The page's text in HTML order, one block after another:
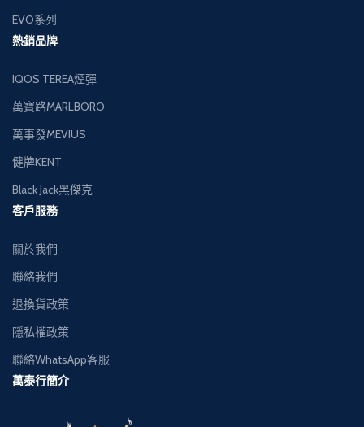
EVO系列
熱銷品牌
IQOS TEREA煙彈
萬寶路MARLBORO
萬事發MEVIUS
健牌KENT
Black Jack黑傑克
客戶服務
關於我們
聯絡我們
退換貨政策
隱私權政策
聯絡WhatsApp客服
萬泰行簡介